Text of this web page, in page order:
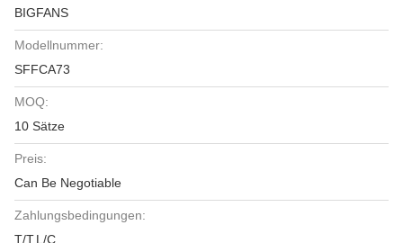
BIGFANS
Modellnummer:
SFFCA73
MOQ:
10 Sätze
Preis:
Can Be Negotiable
Zahlungsbedingungen:
T/T,L/C